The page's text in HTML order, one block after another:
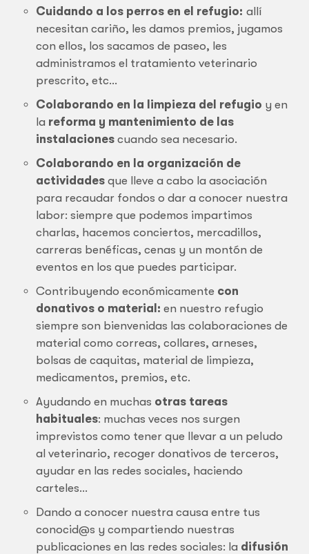
Cuidando a los perros en el refugio: allí
necesitan cariño, les damos premios, jugamos
con ellos, los sacamos de paseo, les
administramos el tratamiento veterinario
prescrito, etc…
Colaborando en la limpieza del refugio y en
la reforma y mantenimiento de las
instalaciones cuando sea necesario.
Colaborando en la organización de
actividades que lleve a cabo la asociación
para recaudar fondos o dar a conocer nuestra
labor: siempre que podemos impartimos
charlas, hacemos conciertos, mercadillos,
carreras benéficas, cenas y un montón de
eventos en los que puedes participar.
Contribuyendo económicamente con
donativos o material: en nuestro refugio
siempre son bienvenidas las colaboraciones de
material como correas, collares, arneses,
bolsas de caquitas, material de limpieza,
medicamentos, premios, etc.
Ayudando en muchas otras tareas
habituales: muchas veces nos surgen
imprevistos como tener que llevar a un peludo
al veterinario, recoger donativos de terceros,
ayudar en las redes sociales, haciendo
carteles…
Dando a conocer nuestra causa entre tus
conocid@s y compartiendo nuestras
publicaciones en las redes sociales: la difusión